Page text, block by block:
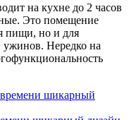
на кухне до 2 часов
Это помещение
пищи, но и для
ужинов. Нередко на